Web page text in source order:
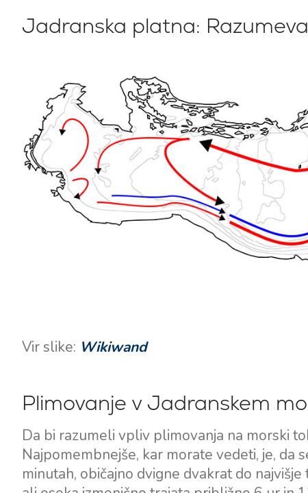
Jadranska platna:
Vir slike: Wikiwand
Plimovanje v Jadranskem
Da bi razumeli vpliv plimovanja na morski
Najpomembnejše, kar morate vedeti, je, da
minutah, običajno dvigne dvakrat do
Novice / Blog
Partnerji
Pogosta Vprašanja
Jadrnice
Katamarani
Motorni katamarani